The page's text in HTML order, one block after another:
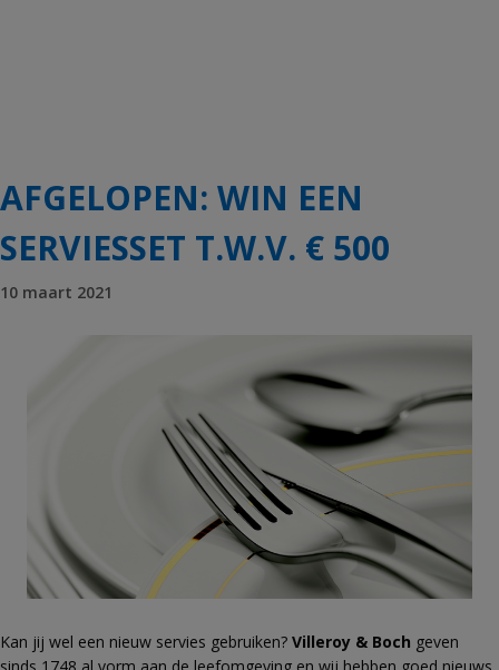
AFGELOPEN: WIN EEN
SERVIESSET T.W.V. € 500
10 maart 2021
Kan jij wel een nieuw servies gebruiken? Villeroy & Boch geven